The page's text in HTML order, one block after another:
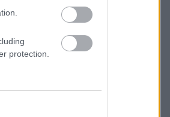
protection.
(lemon curd)
προαιρετικά, για το